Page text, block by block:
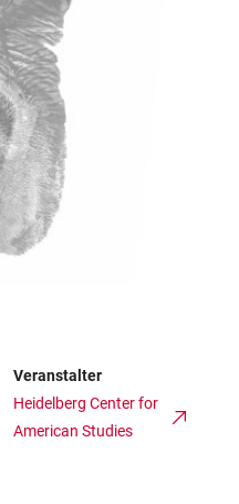
Veranstalter
Heidelberg Center for
American Studies